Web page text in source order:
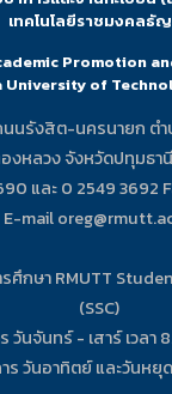
เทคโนโลยีราชมงคลธั
Promotion
University of
นนรังสิต-นครนายก ต
งหลวง จังหวัดปทุมธานี
และ 0 2549 3692
E-mail
ศึกษา RMUTT
(SSC)
วันจันทร์ - เสาร์ เวลา
ร วันอาทิตย์ และวันห